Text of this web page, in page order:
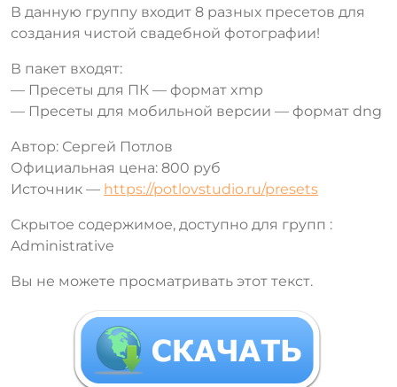
В данную группу входит 8 разных пресетов для
создания чистой свадебной фотографии!
В пакет входят:
— Пресеты для ПК — формат xmp
— Пресеты для мобильной версии — формат dng
Автор: Сергей Потлов
Официальная цена: 800 руб
Источник — https://potlovstudio.ru/presets
Скрытое содержимое, доступно для групп :
Administrative
Вы не можете просматривать этот текст.